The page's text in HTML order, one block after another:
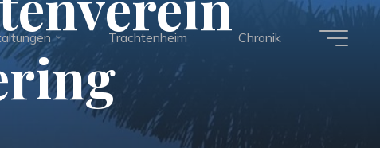
Trachtenheim Chronik